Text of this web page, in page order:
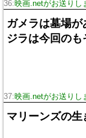
36:映画.netがお送りし
ガメラは墓場
ジラは今回の
37:映画.netがお送りし
マリーンズの生